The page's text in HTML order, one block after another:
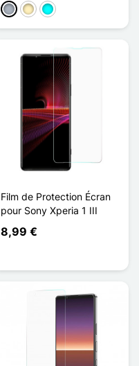
Harmaa
DoréCyan
Film de Protection Écran
pour Sony Xperia 1 III
8,99 €